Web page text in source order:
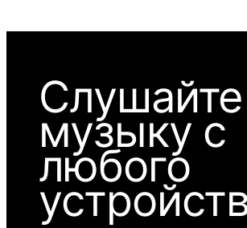
Слушайте
музыку с
любого